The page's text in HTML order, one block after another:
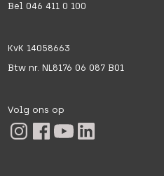
Bel 046 411 0 100
KvK 14058663
Btw nr. NL8176 06 087 B01
Volg ons op